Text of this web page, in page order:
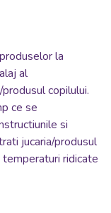
la
al
copilului.
ce se
si
jucaria/produsul
ridicate